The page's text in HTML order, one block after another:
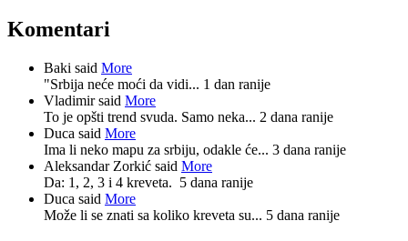
Komentari
Baki said More
"Srbija neće moći da vidi... 1 dan ranije
Vladimir said More
To je opšti trend svuda. Samo neka... 2 dana ranije
Duca said More
Ima li neko mapu za srbiju, odakle će... 3 dana ranije
Aleksandar Zorkić said More
Da: 1, 2, 3 i 4 kreveta. 5 dana ranije
Duca said More
Može li se znati sa koliko kreveta su... 5 dana ranije